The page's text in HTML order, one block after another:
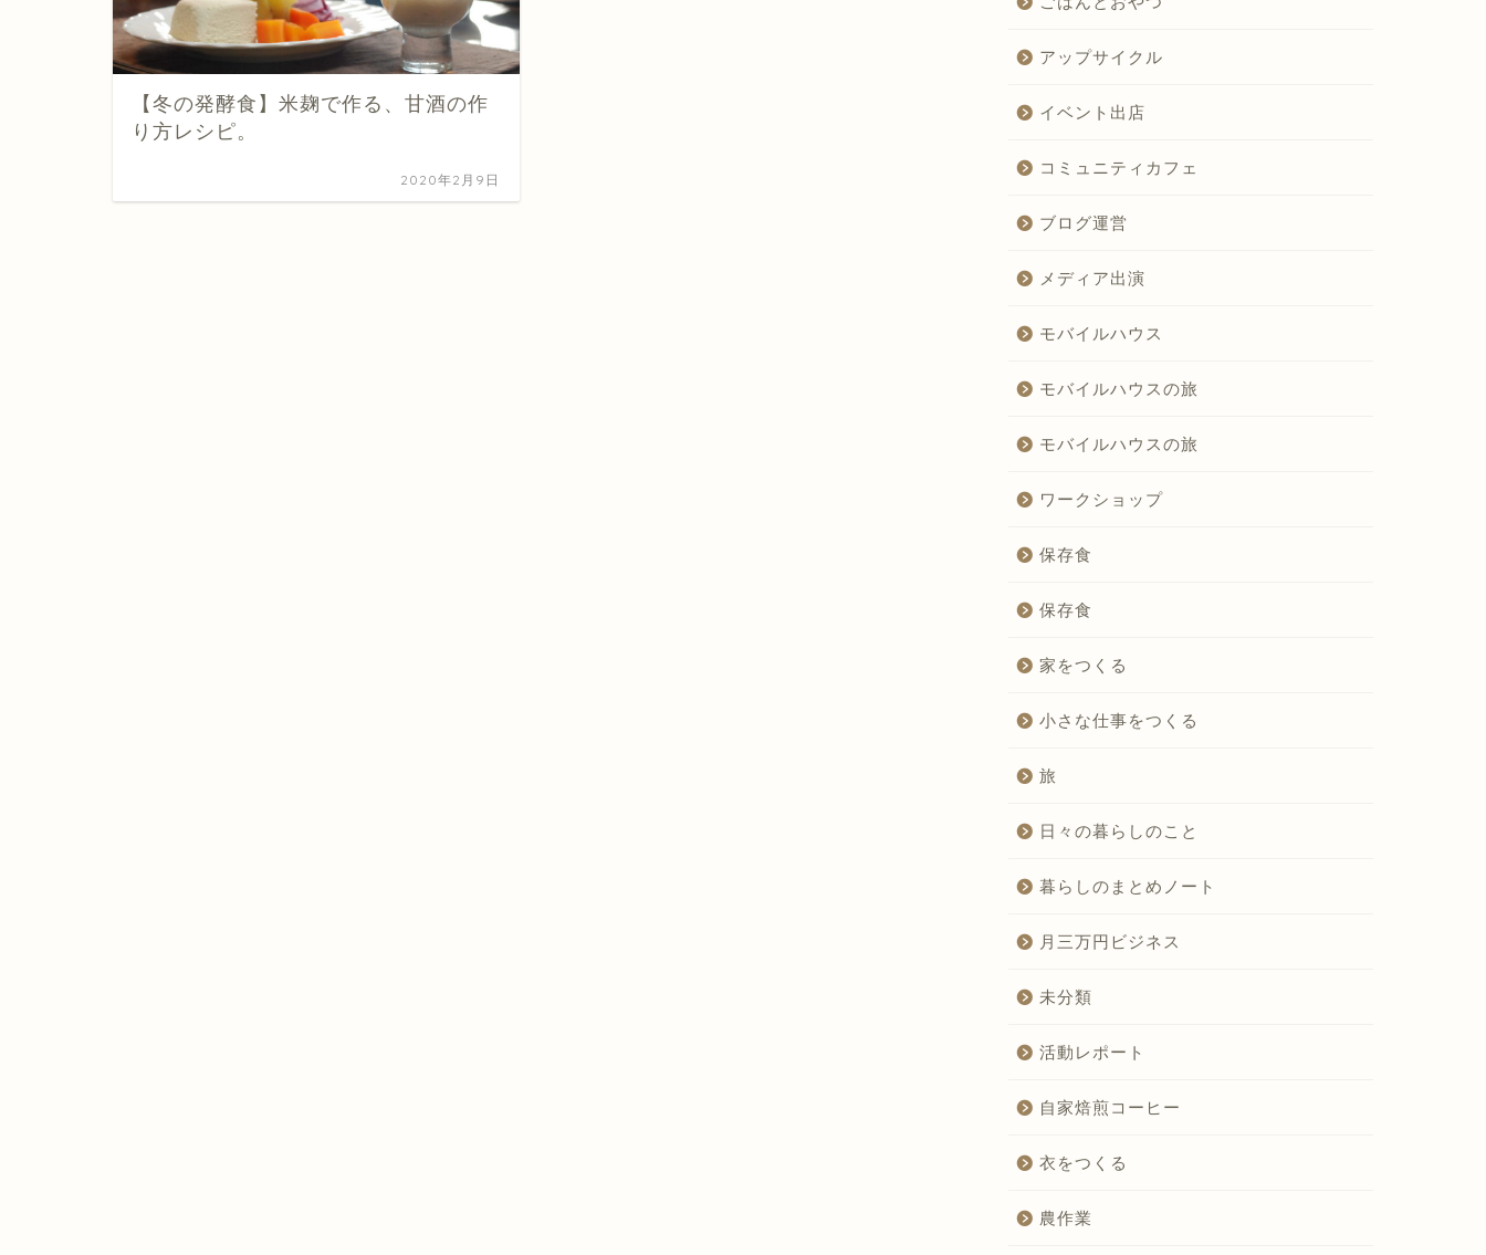
【冬の発酵食】米麹で作る、甘酒の作
り方レシピ。
2020年2月9日
アップサイクル
イベント出店
コミュニティカフェ
ブログ運営
メディア出演
モバイルハウス
モバイルハウスの旅
モバイルハウスの旅
ワークショップ
保存食
保存食
家をつくる
小さな仕事をつくる
旅
日々の暮らしのこと
暮らしのまとめノート
月三万円ビジネス
未分類
活動レポート
自家焙煎コーヒー
衣をつくる
農作業